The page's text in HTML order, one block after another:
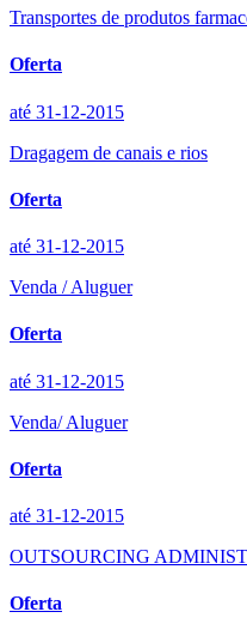
Transportes de produtos
Oferta
até 31-12-2015
Dragagem de canais e rios
Oferta
até 31-12-2015
Venda / Aluguer
Oferta
até 31-12-2015
Venda/ Aluguer
Oferta
até 31-12-2015
OUTSOURCING
Oferta